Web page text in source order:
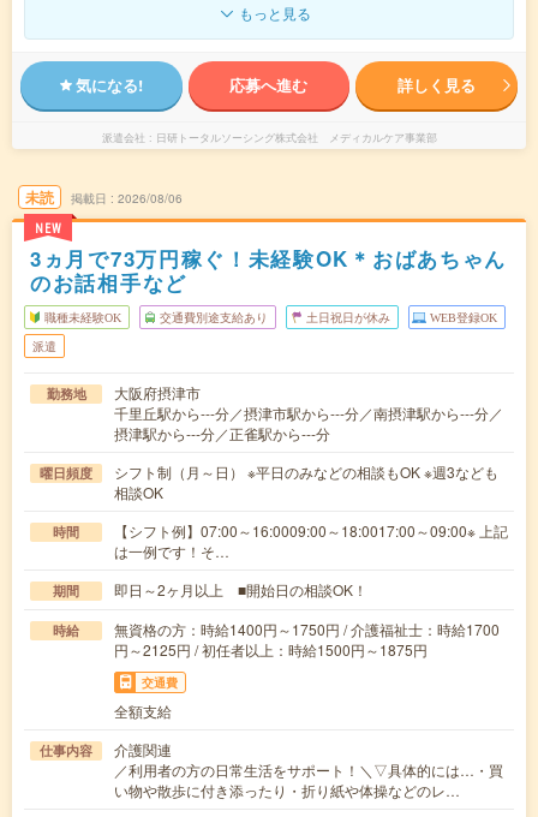
もっと見る
気になる! 応募へ進む 詳しく見る
派遣会社 日研トータルソーシング株式会社 メディカルケア事業部
未読
NEW
掲載日 2026/08/06
3ヵ月で73万円稼ぐ！未経験OK＊おばあちゃん
のお話相手など
職種未経験OK 交通費別途支給あり 土日祝日が休み WEB登録OK
派遣
勤務地
大阪府摂津市
千里丘駅から---分／摂津市駅から---分／南摂津駅から---分／
摂津駅から---分／正雀駅から---分
曜日頻度
シフト制（月～日） ※平日のみなどの相談もOK ※週3なども
相談OK
時間
【シフト例】07:00～16:0009:00～18:0017:00～09:00※ 上記
は一例です！そ…
期間 即日～2ヶ月以上 ■開始日の相談OK！
時給
無資格の方：時給1400円～1750円 / 介護福祉士：時給1700
円～2125円 / 初任者以上：時給1500円～1875円
交通費
全額支給
仕事内容
介護関連
／利用者の方の日常生活をサポート！＼▽具体的には…・買
い物や散歩に付き添ったり・折り紙や体操などのレ…